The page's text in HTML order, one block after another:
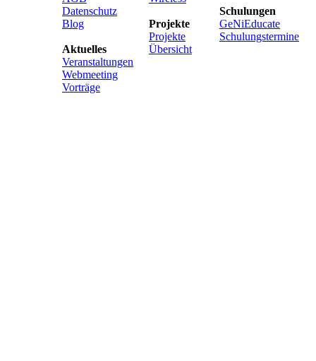
Datenschutz
Blog
Aktuelles
Veranstaltungen
Webmeeting
Vorträge
Projekte
Projekte
Übersicht
Schulungen
GeNiEducate
Schulungstermine